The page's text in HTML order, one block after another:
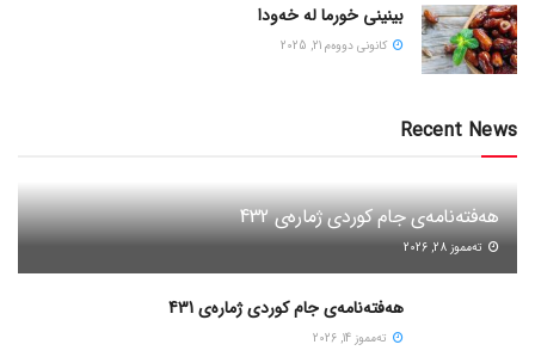
بینینی خورما لە خەودا
كانونی دووه‌م 21, 2025
Recent News
هەفتەنامەی جام کوردی ژمارەی 432
ته‌مموز 28, 2026
هەفتەنامەی جام کوردی ژمارەی 431
ته‌مموز 14, 2026